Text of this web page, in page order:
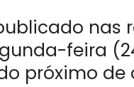
nas
feira
próximo de